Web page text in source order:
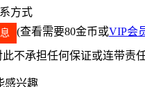
方式
(查看需要80金币或VIP会
不承担任何保证或连带责
感兴趣